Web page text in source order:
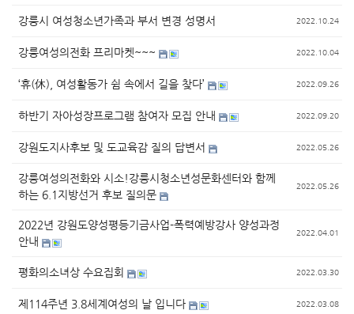
강릉시 여성청소년가족과 부서 변경 성명서 2022.10.24
강릉여성의전화 프리마켓~~~ 2022.10.04
‘휴(休), 여성활동가 쉼 속에서 길을 찾다’ 2022.09.26
하반기 자아성장프로그램 참여자 모집 안내 2022.09.20
강원도지사후보 및 도교육감 질의 답변서 2022.05.26
강릉여성의전화와 시소!강릉시청소년성문화센터와 함께
하는 6.1지방선거 후보 질의문
2022.05.26
2022년 강원도양성평등기금사업-폭력예방강사 양성과정
안내
2022.04.01
평화의소녀상 수요집회 2022.03.30
제114주년 3.8세계여성의 날 입니다 2022.03.08